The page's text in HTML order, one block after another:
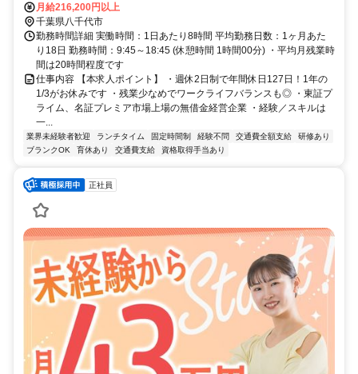
高速鉄道)12分
月給216,200円以上
千葉県八千代市
勤務時間詳細 実働時間：1日あたり8時間 平均勤務日数：1ヶ月あた
り18日 勤務時間：9:45～18:45 (休憩時間 1時間00分) ・平均月残業時
間は20時間程度です
仕事内容 【本求人ポイント】 ・週休2日制で年間休日127日！1年の
1/3がお休みです ・残業少なめでワークライフバランスも◎ ・東証プ
ライム、名証プレミア市場上場の無借金経営企業 ・経験／スキルは
一...
業界未経験者歓迎 ランチタイム 固定時間制 経験不問 交通費全額支給
研修あり
ブランクOK
育休あり 交通費支給 資格取得手当あり
正社員